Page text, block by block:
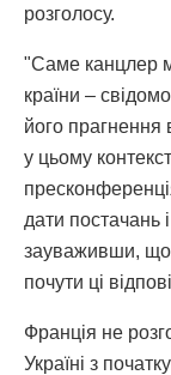
розголосу.
"Саме канцлер
країни –
його прагнення
у цьому
дати постачань
зауваживши, що
почути ці
Франція не
Україні з